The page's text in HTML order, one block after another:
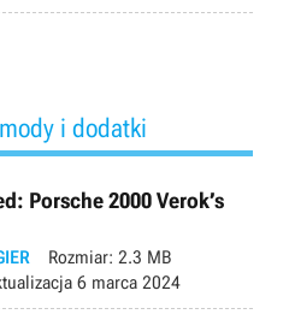
i dodatki
Porsche 2000 Verok’s
Rozmiar: 2.3 MB
6 marca 2024